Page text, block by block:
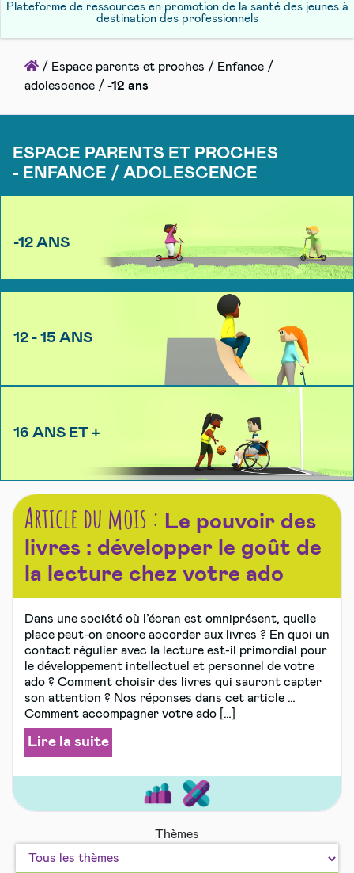
Plateforme de ressources en promotion de la santé des jeunes à
destination des professionnels
Accueil
/ Espace parents et proches / Enfance /
adolescence / -12 ans
ESPACE PARENTS ET PROCHES
- ENFANCE / ADOLESCENCE
-12 ANS
12 - 15 ANS
16 ANS ET +
Article du mois : Le pouvoir des
livres : développer le goût de
la lecture chez votre ado
Dans une société où l’écran est omniprésent, quelle
place peut-on encore accorder aux livres ? En quoi un
contact régulier avec la lecture est-il primordial pour
le développement intellectuel et personnel de votre
ado ? Comment choisir des livres qui sauront capter
son attention ? Nos réponses dans cet article …
Comment accompagner votre ado […]
Lire la suite
vivreThèmes